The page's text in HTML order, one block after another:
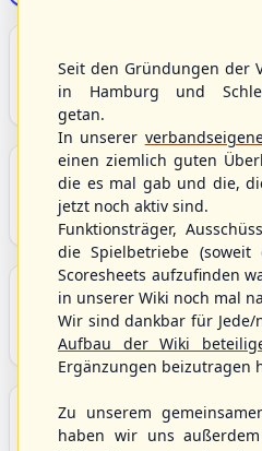
Grundlagen und
und Baseball5.
Berichte und
Aktuelle Meldungen,
dem S/HBV,
Aktuelle und
Übersicht aller aktuell
Baseball, Softball und
Spielbetrieb
Ligen, Spielpläne,
Seit den Gründungen der
in Hamburg und
getan.
In unserer
einen ziemlich guten
die es mal gab und die,
jetzt noch aktiv sind.
Funktionsträger,
die Spielbetriebe
Scoresheets aufzufinden
in unserer Wiki noch mal
Wir sind dankbar für
Aufbau der Wiki
Ergänzungen beizutragen
Zu unserem
haben wir uns